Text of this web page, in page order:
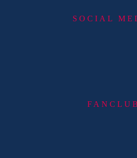
SOCIAL
FANCLUB